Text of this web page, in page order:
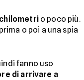
o poco più.
o poi a una spia
fanno uso
di arrivare a